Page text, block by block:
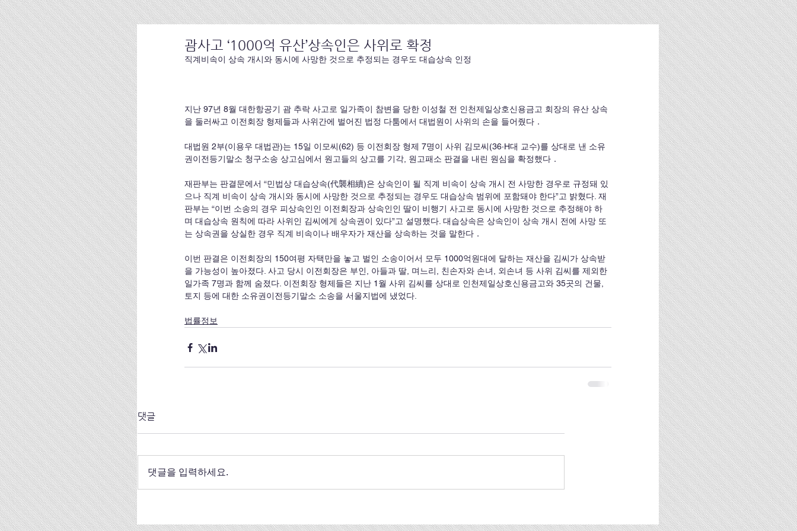
괌사고 ‘1000억 유산’상속인은 사위로 확정
직계비속이 상속 개시와 동시에 사망한 것으로 추정되는 경우도 대습상속 인정
지난 97년 8월 대한항공기 괌 추락 사고로 일가족이 참변을 당한 이성철 전 인천제일상호신용금고 회장의 유산 상속
을 둘러싸고 이전회장 형제들과 사위간에 벌어진 법정 다툼에서 대법원이 사위의 손을 들어줬다．
대법원 2부(이용우 대법관)는 15일 이모씨(62) 등 이전회장 형제 7명이 사위 김모씨(36·H대 교수)를 상대로 낸 소유
권이전등기말소 청구소송 상고심에서 원고들의 상고를 기각, 원고패소 판결을 내린 원심을 확정했다．
재판부는 판결문에서 “민법상 대습상속(代襲相續)은 상속인이 될 직계 비속이 상속 개시 전 사망한 경우로 규정돼 있
으나 직계 비속이 상속 개시와 동시에 사망한 것으로 추정되는 경우도 대습상속 범위에 포함돼야 한다”고 밝혔다. 재
판부는 “이번 소송의 경우 피상속인인 이전회장과 상속인인 딸이 비행기 사고로 동시에 사망한 것으로 추정해야 하
며 대습상속 원칙에 따라 사위인 김씨에게 상속권이 있다”고 설명했다. 대습상속은 상속인이 상속 개시 전에 사망 또
는 상속권을 상실한 경우 직계 비속이나 배우자가 재산을 상속하는 것을 말한다．
이번 판결은 이전회장의 150여평 자택만을 놓고 벌인 소송이어서 모두 1000억원대에 달하는 재산을 김씨가 상속받
을 가능성이 높아졌다. 사고 당시 이전회장은 부인, 아들과 딸, 며느리, 친손자와 손녀, 외손녀 등 사위 김씨를 제외한
일가족 7명과 함께 숨졌다. 이전회장 형제들은 지난 1월 사위 김씨를 상대로 인천제일상호신용금고와 35곳의 건물,
토지 등에 대한 소유권이전등기말소 소송을 서울지법에 냈었다.
법률정보
댓글
댓글을 입력하세요.